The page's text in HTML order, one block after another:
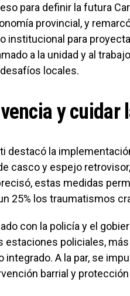
para definir la futura
provincial, y
institucional para
a la unidad y al
locales.
y cuidar
destacó la
casco y espejo
estas medidas
25% los traumatismos
con la policía y el
estaciones policiales,
A la par, se
barrial y